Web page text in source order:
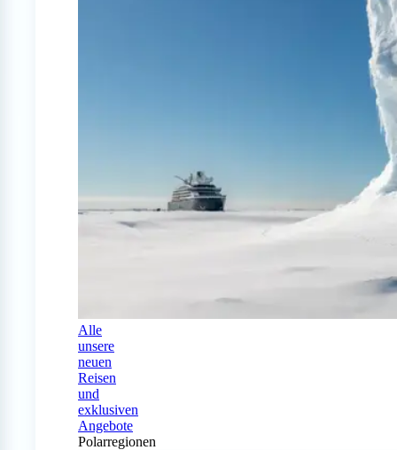
Alle
unsere
neuen
Reisen
und
exklusiven
Angebote
Polarregionen